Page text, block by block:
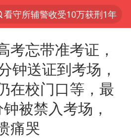
看守所辅警收受10万获刑1年
台风白海豚影响中国已成定局
U17国足1分钟轰2球
考忘带准考证，
钟送证到考场，
在校门口等，最
被禁入考场，
痛哭